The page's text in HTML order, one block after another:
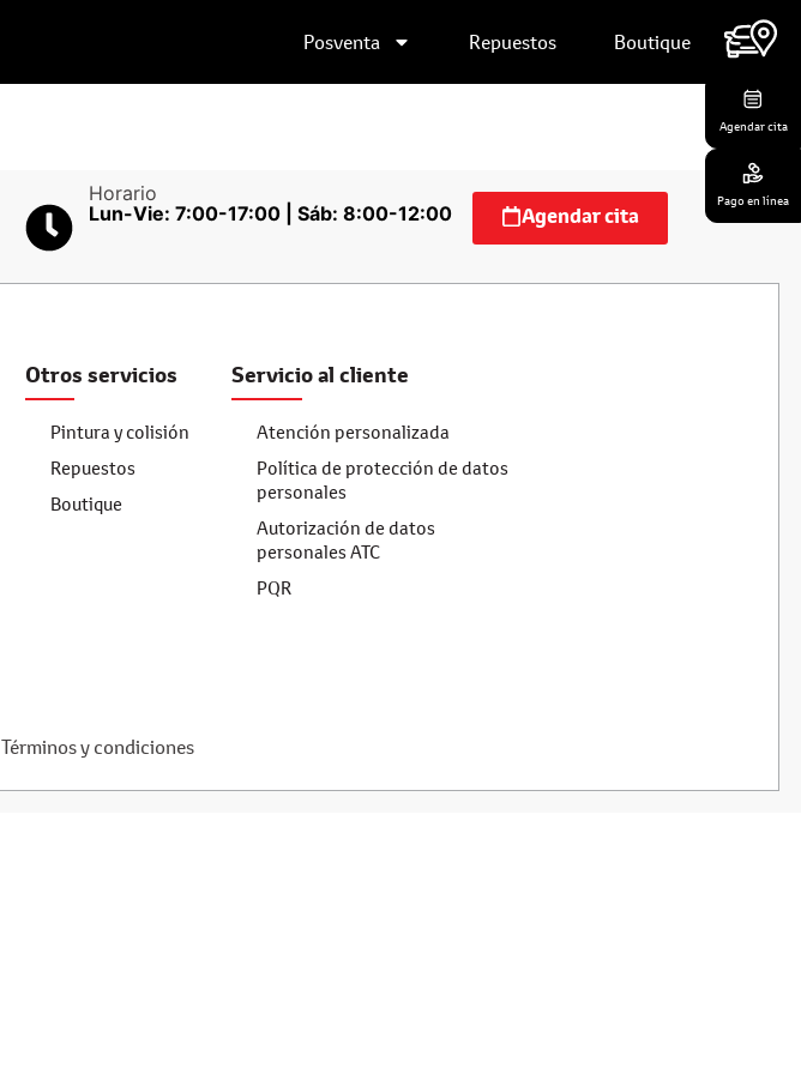
Posventa Repuestos Boutique
Horario
Lun-Vie: 7:00-17:00 | Sáb: 8:00-12:00
Agendar cita
Otros servicios
Pintura y colisión
Repuestos
Boutique
Servicio al cliente
Atención personalizada
Política de protección de datos
personales
Autorización de datos
personales ATC
PQR
Términos y condiciones
Contáctanos
Agendar cita
Pago en línea